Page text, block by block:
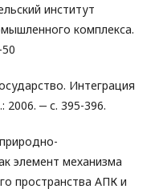
институт
комплекса.
Интеграция
‒ с. 395-396.
элемент механизма
пространства АПК и